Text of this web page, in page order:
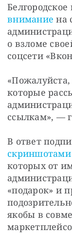
внимание на
о взломе
соцсети
которые
ссылкам», —
В ответ
скриншотами
которых от
«подарок» и
якобы в